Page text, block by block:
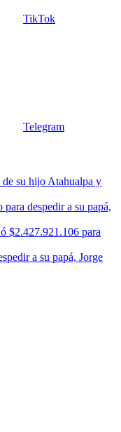
TikTok
Telegram
su hijo Atahualpa y
despedir a su papá,
$2.427.921.106 para
a su papá, Jorge